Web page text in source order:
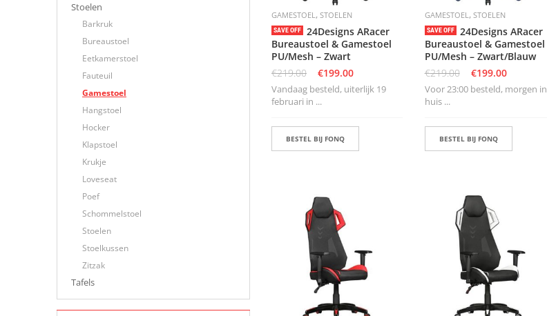
Stoelen
Barkruk
Bureaustoel
Eetkamerstoel
Fauteuil
Gamestoel
Hangstoel
Hocker
Klapstoel
Krukje
Loveseat
Poef
Schommelstoel
Stoelen
Stoelkussen
Zitzak
Tafels
GAMESTOEL , STOELEN
SAVE OFF
24Designs ARacer
Bureaustoel & Gamestoel
PU/Mesh – Zwart
€219.00 €199.00
Vandaag besteld, uiterlijk 19
februari in ...
BESTEL BIJ FONQ
GAMESTOEL , STOELEN
SAVE OFF
24Designs ARacer
Bureaustoel & Gamestoel
PU/Mesh – Zwart/Blauw
€219.00 €199.00
Voor 23:00 besteld, morgen in
huis ...
BESTEL BIJ FONQ